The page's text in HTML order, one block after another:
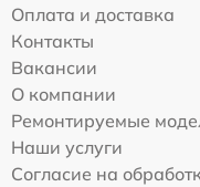
Оплата и доставка
Контакты
Вакансии
О компании
Ремонтируемые
Наши услуги
Согласие на